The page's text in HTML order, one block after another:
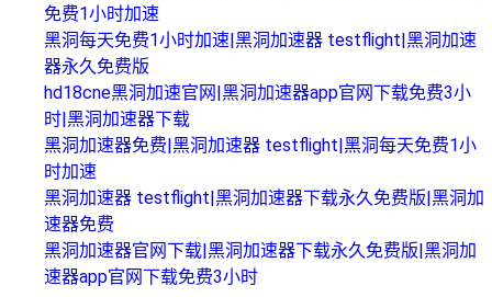
免费1小时加速
黑洞每天免费1小时加速|黑洞加速器 testflight|黑洞加速
器永久免费版
hd18cne黑洞加速官网|黑洞加速器app官网下载免费3小
时|黑洞加速器下载
黑洞加速器免费|黑洞加速器 testflight|黑洞每天免费1小
时加速
黑洞加速器 testflight|黑洞加速器下载永久免费版|黑洞加
速器免费
黑洞加速器官网下载|黑洞加速器下载永久免费版|黑洞加
速器app官网下载免费3小时